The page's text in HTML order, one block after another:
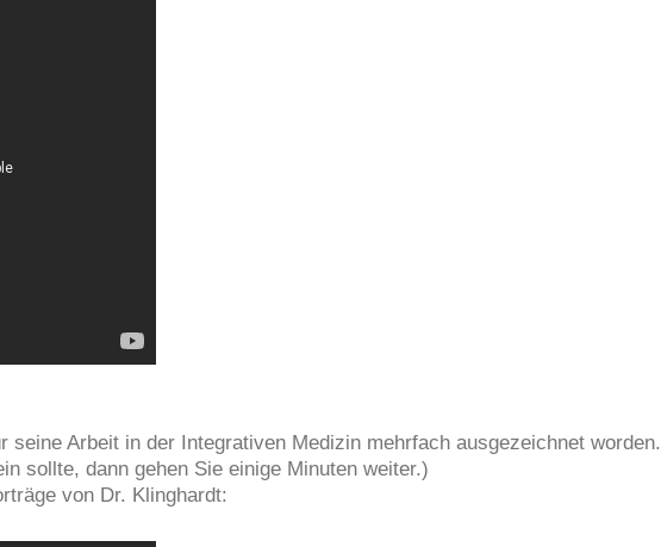
seine Arbeit in der Integrativen Medizin mehrfach ausgezeichnet worden.
sollte, dann gehen Sie einige Minuten weiter.)
von Dr. Klinghardt: